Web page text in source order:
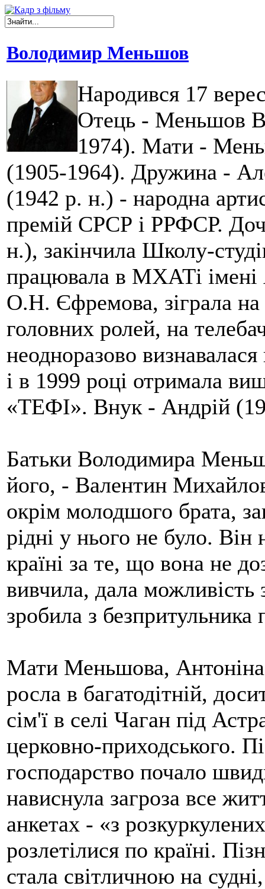
Володимир Меньшов
Народився 17
Отець - Меньшов
1974). Мати -
(1905-1964). Дружина -
(1942 р. н.) - народна
премій СРСР і РРФСР.
н.), закінчила Школу-
працювала в МХАТі імені
О.Н. Єфремова, зіграла на
головних ролей, на
неодноразово
і в 1999 році отримала
«ТЕФІ». Внук - Андрій
Батьки Володимира
його, - Валентин
окрім молодшого брата,
рідні у нього не було.
країні за те, що вона не
вивчила, дала
зробила з
Мати Меньшова, Антоніна
росла в багатодітній,
сім'ї в селі Чаган під
церковно-приходського.
господарство почало
нависнула загроза все
анкетах - «з
розлетілися по країні.
стала світличною на